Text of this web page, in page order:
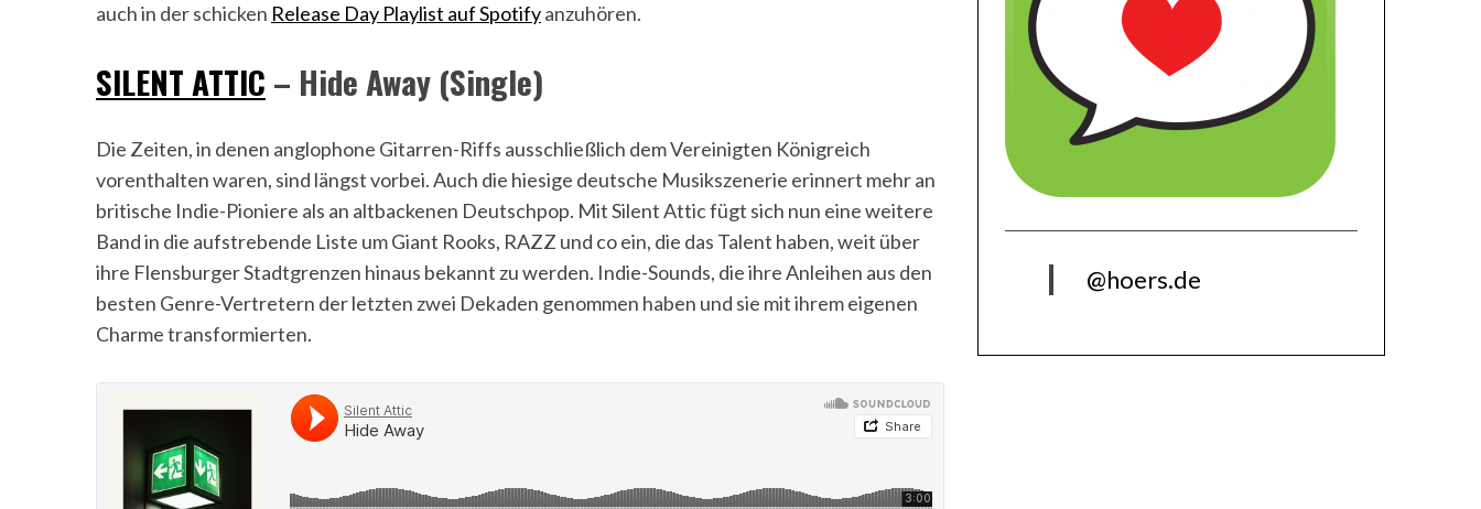
auch in der schicken Release Day Playlist auf Spotifyanzuhören.
SILENT ATTIC – Hide Away (Single)
Die Zeiten, in denen anglophone Gitarren-Riffs ausschließlich dem Vereinigten Königreich
vorenthalten waren, sind längst vorbei. Auch die hiesige deutsche Musikszenerie erinnert mehr an
britische Indie-Pioniere als an altbackenen Deutschpop. Mit Silent Attic fügt sich nun eine weitere
Band in die aufstrebende Liste um Giant Rooks, RAZZ und co ein, die das Talent haben, weit über
ihre Flensburger Stadtgrenzen hinaus bekannt zu werden. Indie-Sounds, die ihre Anleihen aus den
besten Genre-Vertretern der letzten zwei Dekaden genommen haben und sie mit ihrem eigenen
Charme transformierten.
@hoers.de